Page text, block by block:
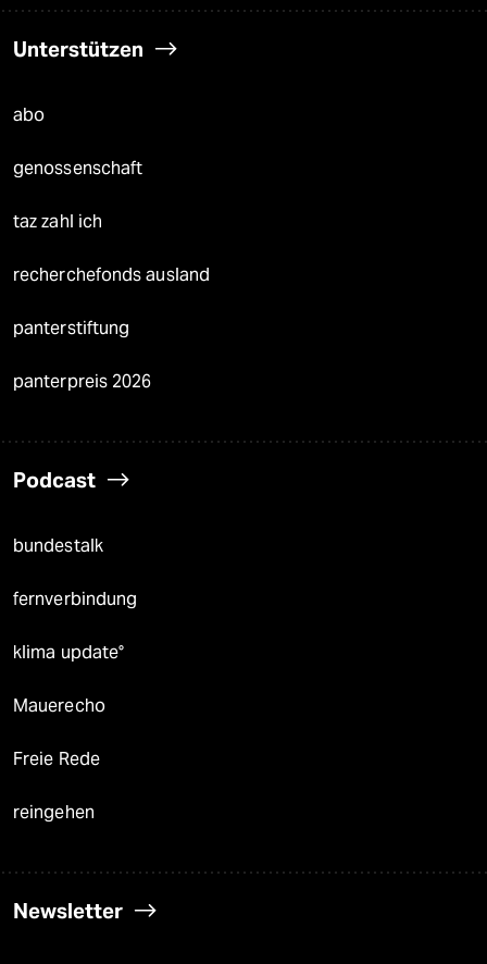
Unterstützen
abo
genossenschaft
taz zahl ich
recherchefonds ausland
panterstiftung
panterpreis 2026
Podcast
bundestalk
fernverbindung
klima update°
Mauerecho
Freie Rede
reingehen
Newsletter